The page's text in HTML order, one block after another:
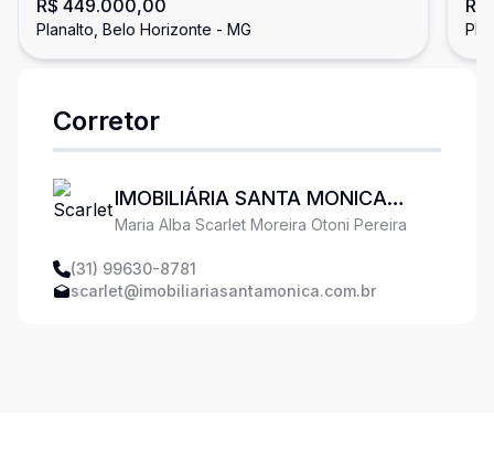
Planalto
R$ 449.000,00
Planalto, Belo Horizonte - MG
Corretor
IMOBILIÁRIA SANTA MONICA
LTDA
Maria Alba Scarlet Moreira Otoni Pereira
(31) 99630-8781
scarlet@imobiliariasantamonica.com.br